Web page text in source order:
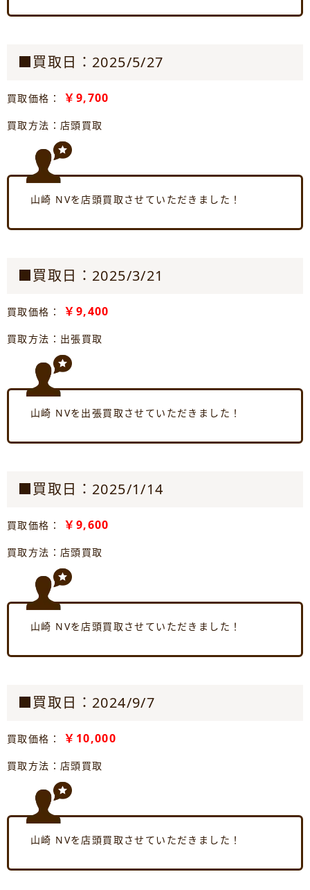
■買取日：2025/5/27
買取価格： ￥9,700
買取方法：店頭買取
山崎 NVを店頭買取させていただきました！
■買取日：2025/3/21
買取価格： ￥9,400
買取方法：出張買取
山崎 NVを出張買取させていただきました！
■買取日：2025/1/14
買取価格： ￥9,600
買取方法：店頭買取
山崎 NVを店頭買取させていただきました！
■買取日：2024/9/7
買取価格： ￥10,000
買取方法：店頭買取
山崎 NVを店頭買取させていただきました！